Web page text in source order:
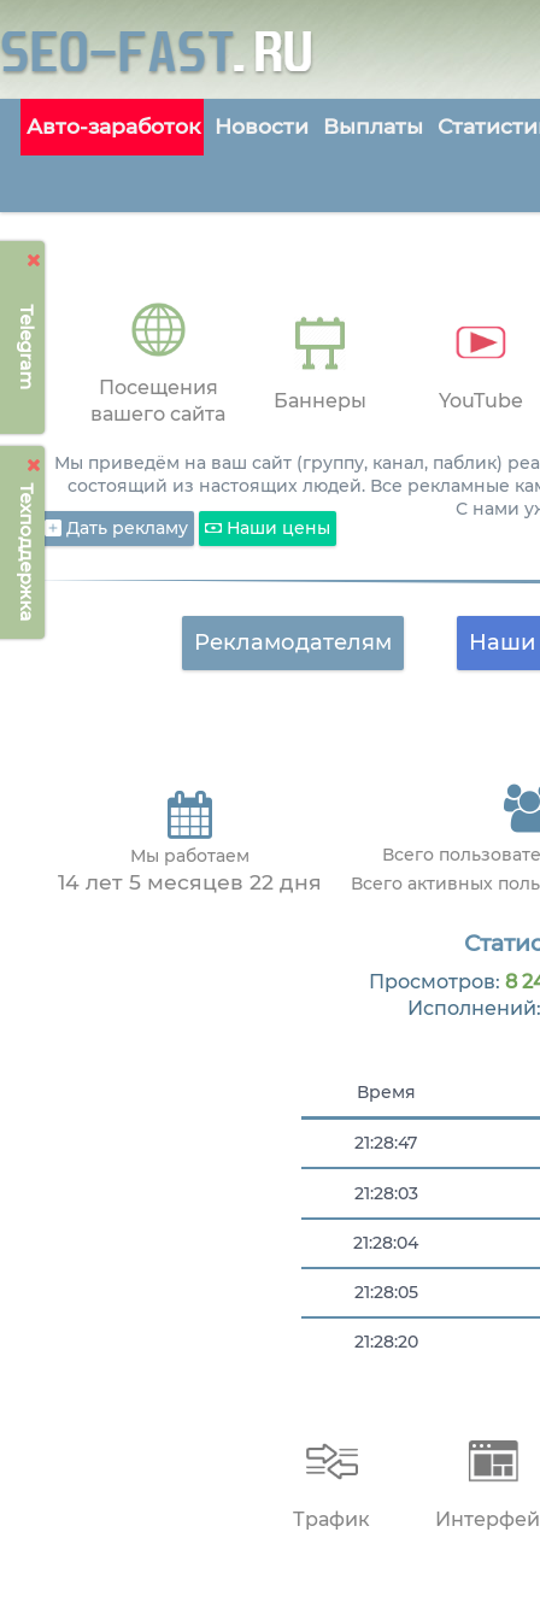
Telegram
Техподдержка
Авто-заработок Новости Выплаты
Посещения
вашего сайта
Баннеры YouTube
Мы приведём на ваш сайт (группу, канал, паблик)
состоящий из настоящих людей. Все рекламные
С нами
Дать рекламу
Наши цены
Рекламодателям Наши
Мы работаем
14 лет 5 месяцев 22 дня
Всего
Всего активных
Просмотров: 8
Время
21:28:47
21:28:03
21:28:04
21:28:05
21:28:20
Трафик